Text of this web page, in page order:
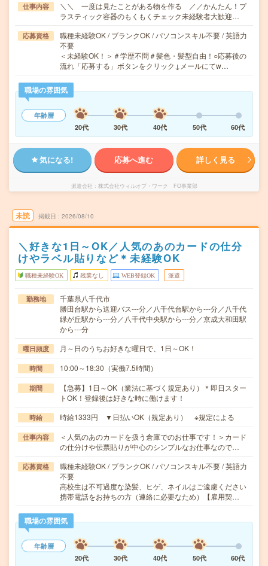
仕事内容
＼＼ 一度は見たことがある物を作る ／／かんたん！プ
ラスティック容器のもくもくチェック未経験者大歓迎…
応募資格
職種未経験OK / ブランクOK / パソコンスキル不要 / 英語力
不要
＜未経験OK！＞＃学歴不問＃髪色・髪型自由！○応募後の
流れ「応募する」ボタンをクリック↓メールにてw…
職場の雰囲気
年齢層
20代
30代 40代 50代 60代
気になる! 応募へ進む 詳しく見る
派遣会社 株式会社ウィルオブ・ワーク FO事業部
未読 掲載日 2026/08/10
＼好きな1日～OK／人気のあのカードの仕分
けやラベル貼りなど＊未経験OK
職種未経験OK 残業なし WEB登録OK 派遣
勤務地
千葉県八千代市
勝田台駅から送迎バス---分／八千代台駅から---分／八千代
緑が丘駅から---分／八千代中央駅から---分／京成大和田駅
から---分
曜日頻度 月～日のうちお好きな曜日で、1日～OK！
時間 10:00～18:30（実働7.5時間）
期間
【急募】1日～OK（業法に基づく規定あり）＊即日スター
トOK！登録後は好きな時に働けます！
時給 時給1333円 ▼日払いOK（規定あり） ※規定による
仕事内容
＜人気のあのカードを扱う倉庫でのお仕事です！＞カード
の仕分けや伝票貼りが中心のシンプルなお仕事なので…
応募資格
職種未経験OK / ブランクOK / パソコンスキル不要 / 英語力
不要
高校生は不可過度な染髪、ヒゲ、ネイルはご遠慮ください
携帯電話をお持ちの方（連絡に必要なため）【雇用契…
職場の雰囲気
年齢層
20代
30代 40代 50代 60代